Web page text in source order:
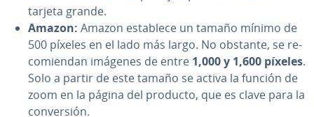
tarjeta grande.
Amazon: Amazon establece un tamaño mínimo de
500 píxeles en el lado más largo. No obstante, se re­
co­mie­n­dan imágenes de entre 1,000 y 1,600 píxeles.
Solo a partir de este tamaño se activa la función de
zoom en la página del producto, que es clave para la
co­n­ve­r­sión.